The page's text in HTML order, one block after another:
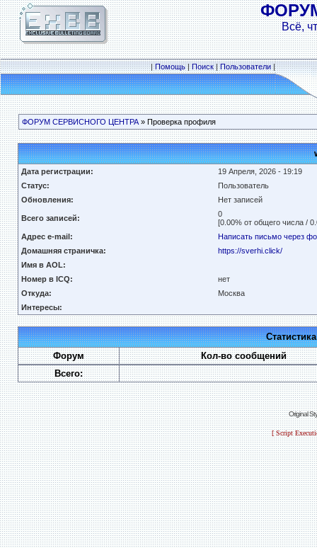
Всё,
|Помощь|Поиск|Пользователи|
ФОРУМ СЕРВИСНОГО ЦЕНТРА» Проверка профиля
Дата регистрации:
19 Апреля, 2026 - 19:19
Статус:
Пользователь
Обновления:
Нет записей
Всего записей:
0
[0.00% от общего числа /
Адрес e-mail:
Написать письмо через
Домашняя страничка:
https://sverhi.click/
Имя в AOL:
Номер в ICQ:
нет
Откуда:
Москва
Интересы:
Форум
Кол-во сообщений
Всего:
Original
[ Script